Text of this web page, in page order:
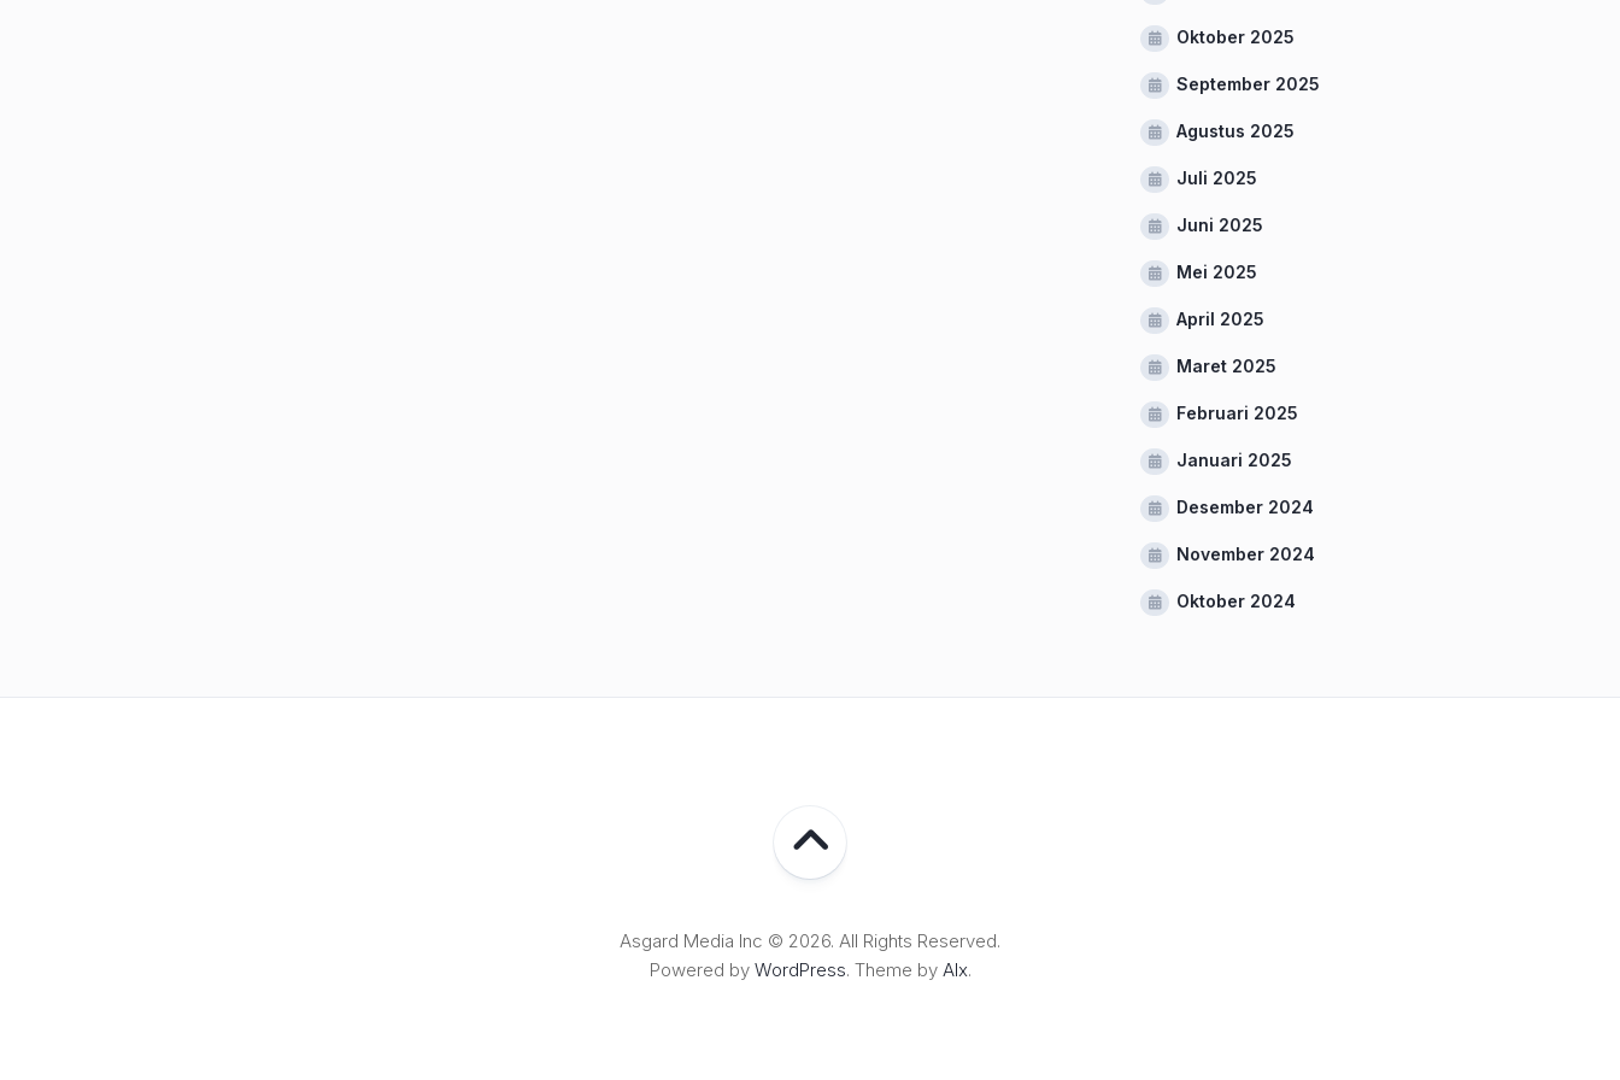
Oktober 2025
September 2025
Agustus 2025
Juli 2025
Juni 2025
Mei 2025
April 2025
Maret 2025
Februari 2025
Januari 2025
Desember 2024
November 2024
Oktober 2024
Asgard Media Inc © 2026. All Rights Reserved.
Powered by WordPress. Theme by Alx.